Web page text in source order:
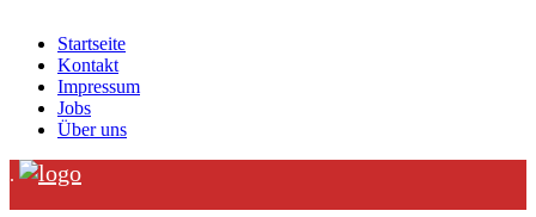
Startseite
Kontakt
Impressum
Jobs
Über uns
.